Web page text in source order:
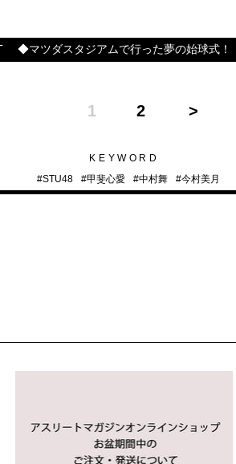
◆マツダスタジアムで行った夢の始球式！
1 2
KEYWORD
#STU48 #甲斐心愛 #中村舞 #今村美月